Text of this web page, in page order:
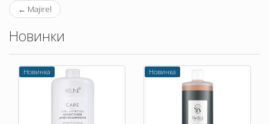
← Majirel
Новинки
Новинка Новинка